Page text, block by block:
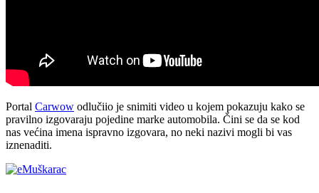
Portal Carwow odlučiio je snimiti video u kojem pokazuju kako se
pravilno izgovaraju pojedine marke automobila. Čini se da se kod
nas većina imena ispravno izgovara, no neki nazivi mogli bi vas
iznenaditi.